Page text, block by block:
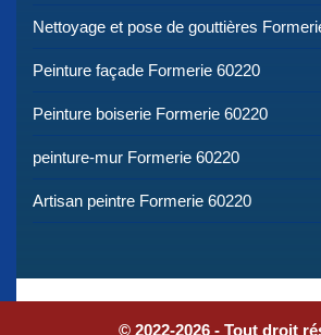
Nettoyage et pose de gouttières
Peinture façade Formerie 60220
Peinture boiserie Formerie 60220
peinture-mur Formerie 60220
Artisan peintre Formerie 60220
© 2022-2026 - Tout droit